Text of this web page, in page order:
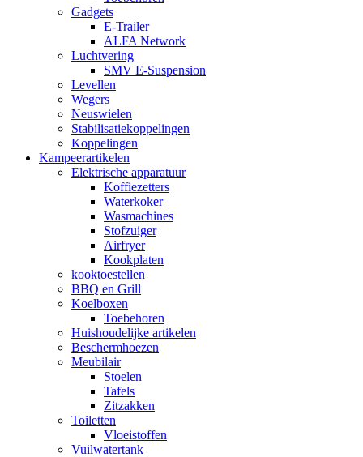
Gadgets
E-Trailer
ALFA Network
Luchtvering
SMV E-Suspension
Levellen
Wegers
Neuswielen
Stabilisatiekoppelingen
Koppelingen
Kampeerartikelen
Elektrische apparatuur
Koffiezetters
Waterkoker
Wasmachines
Stofzuiger
Airfryer
Kookplaten
kooktoestellen
BBQ en Grill
Koelboxen
Toebehoren
Huishoudelijke artikelen
Beschermhoezen
Meubilair
Stoelen
Tafels
Zitzakken
Toiletten
Vloeistoffen
Vuilwatertank